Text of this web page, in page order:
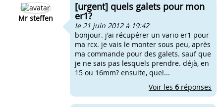
Mr steffen
[urgent] quels galets pour mon
er1?
le 21 juin 2012 à 19:42
bonjour. j'ai récupérer un vario er1 pour
ma rcx. je vais le monter sous peu, après
ma commande pour des galets. sauf que
je ne sais pas lesquels prendre. déjà, en
15 ou 16mm? ensuite, quel...
Voir les 6 réponses